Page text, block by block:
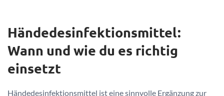
Händedesinfektionsmittel:
Wann und wie du es richtig
einsetzt
Händedesinfektionsmittel ist eine sinnvolle Ergänzung zur